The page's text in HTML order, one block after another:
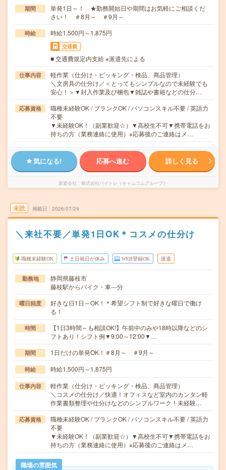
期間
単発1日～！ ★勤務開始日や期間はお気軽にご相談くだ
さい！ ＃8月～ ＃9月～
時給 時給1,500円～1,875円
交通費
■ 交通費規定内支給 ※派遣先による
仕事内容
軽作業（仕分け・ピッキング・検品、商品管理）
＼文房具の仕分け／＜とってもシンプルなので未経験でも
安心！＞▼封入作業及び梱包▼雑誌や書籍などの仕分…
応募資格
職種未経験OK / ブランクOK / パソコンスキル不要 / 英語力
不要
▼未経験OK！（副業歓迎☆）▼高校生不可▼携帯電話をお
持ちの方（業務連絡に使用）※応募後のご連絡はメ…
気になる! 応募へ進む 詳しく見る
派遣会社 株式会社バイトレ（キャムコムグループ）
未読 掲載日 2026/07/24
＼来社不要／単発1日OK＊コスメの仕分け
職種未経験OK 土日祝日が休み WEB登録OK 派遣
勤務地
静岡県藤枝市
藤枝駅からバイク・車---分
曜日頻度
好きな日1日～OK！＊希望シフト制で好きな曜日で働け
る！
時間
【1日3時間～も相談OK!】午前中のみや18時以降などのシ
フトあり！シフト例▼9:00～12:00▼…
期間 1日だけの単発OK！＃8月～ ＃9月～
時給 時給1,500円～1,875円
仕事内容
軽作業（仕分け・ピッキング・検品、商品管理）
＼コスメの仕分け／快適！オフィスなど室内のカンタン軽
作業書類整理や仕分けなどのシンプルワーク！未経験…
応募資格
職種未経験OK / ブランクOK / パソコンスキル不要 / 英語力
不要
▼未経験OK！（副業歓迎☆）▼高校生不可▼携帯電話をお
持ちの方（業務連絡に使用）※応募後のご連絡はメ…
職場の雰囲気